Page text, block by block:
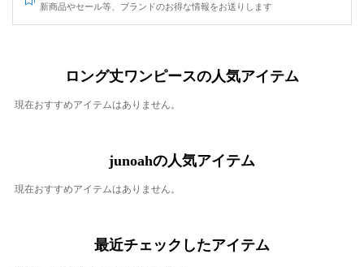
新商品やセール等、ブランドのお得な情報をお送りします
ロング丈ワンピースの人気アイテム
現在おすすめアイテムはありません。
junoahの人気アイテム
現在おすすめアイテムはありません。
最近チェックしたアイテム